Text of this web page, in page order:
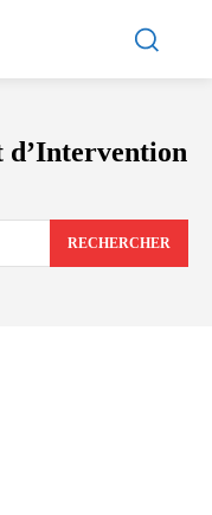
d’Intervention
RECHERCHER